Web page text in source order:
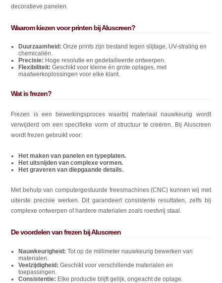
decoratieve panelen.
Waarom kiezen voor printen bij Aluscreen?
Duurzaamheid: Onze prints zijn bestand tegen slijtage, UV-straling en
chemicaliën.
Precisie: Hoge resolutie en gedetailleerde ontwerpen.
Flexibiliteit: Geschikt voor kleine én grote oplages, met
maatwerkoplossingen voor elke klant.
Wat is frezen?
Frezen is een bewerkingsproces waarbij materiaal nauwkeurig wordt
verwijderd om een specifieke vorm of structuur te creëren. Bij Aluscreen
wordt frezen gebruikt voor:
Het maken van panelen en typeplaten.
Het uitsnijden van complexe vormen.
Het graveren van diepgaande details.
Met behulp van computergestuurde freesmachines (CNC) kunnen wij met
uiterste precisie werken. Dit garandeert consistente resultaten, zelfs bij
complexe ontwerpen of hardere materialen zoals roestvrij staal.
De voordelen van frezen bij Aluscreen
Nauwkeurigheid: Tot op de millimeter nauwkeurig bewerken van
materialen.
Veelzijdigheid: Geschikt voor verschillende materialen en
toepassingen.
Consistentie: Elke productie blijft gelijk, ongeacht de oplage.